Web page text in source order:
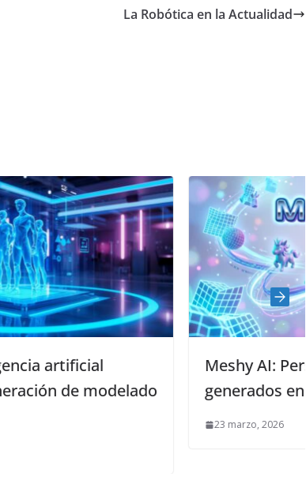
La Robótica en la Actualidad
Meshy AI: Personajes del cine clásico
generados en 3D con IA